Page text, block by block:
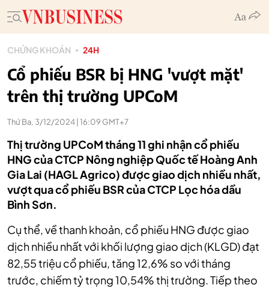
CHỨNG KHOÁN 24H
Cổ phiếu BSR bị HNG 'vượt mặt'
trên thị trường UPCoM
Thứ Ba, 3/12/2024 | 16:09 GMT+7
Thị trường UPCoM tháng 11 ghi nhận cổ phiếu
HNG của CTCP Nông nghiệp Quốc tế Hoàng Anh
Gia Lai (HAGL Agrico) được giao dịch nhiều nhất,
vượt qua cổ phiếu BSR của CTCP Lọc hóa dầu
Bình Sơn.
Cụ thể, về thanh khoản, cổ phiếu HNG được giao
dịch nhiều nhất với khối lượng giao dịch (KLGD) đạt
82,55 triệu cổ phiếu, tăng 12,6% so với tháng
trước, chiếm tỷ trọng 10,54% thị trường. Tiếp theo